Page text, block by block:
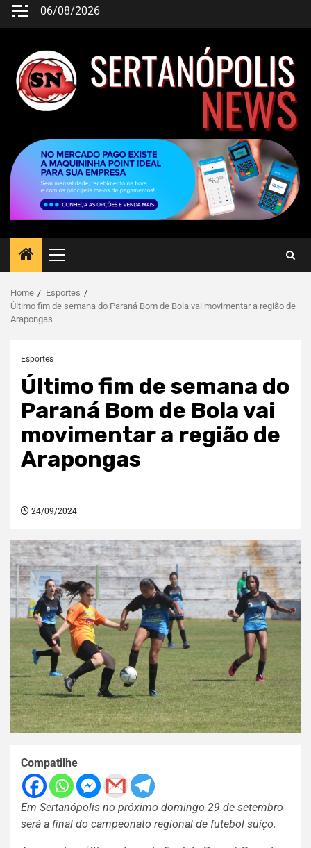
06/08/2026
Home
Esportes
Último fim de semana do Paraná Bom de Bola vai movimentar a região de
Arapongas
Esportes
Último fim de semana do
Paraná Bom de Bola vai
movimentar a região de
Arapongas
24/09/2024
Compatilhe
Em Sertanópolis no próximo domingo 29 de setembro
será a final do campeonato regional de futebol suíço.